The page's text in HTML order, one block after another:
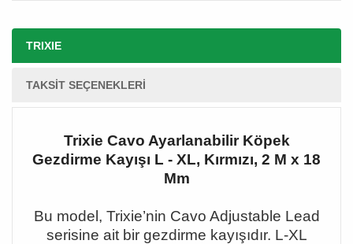
TRIXIE
TAKSIT SEÇENEKLERI
Trixie Cavo Ayarlanabilir Köpek
Gezdirme Kayışı L - XL, Kırmızı, 2 M x 18
Mm
Bu model, Trixie’nin Cavo Adjustable Lead
serisine ait bir gezdirme kayışıdır. L-XL